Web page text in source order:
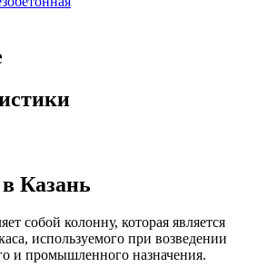
Казань
собой колонну, которая является
используемого при возведении
и промышленного назначения.